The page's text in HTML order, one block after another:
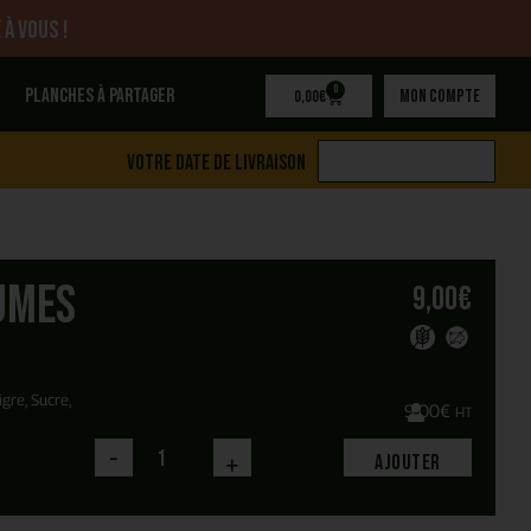
vous !
Planches à partager 0,00€ 0 Mon compte
Votre date de livraison
Sucre,
9,00€
9,00€ HT
- + Ajouter